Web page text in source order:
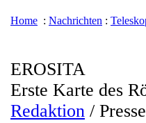
Home : Nachrichten :
EROSITA
Erste Karte des
Redaktion /